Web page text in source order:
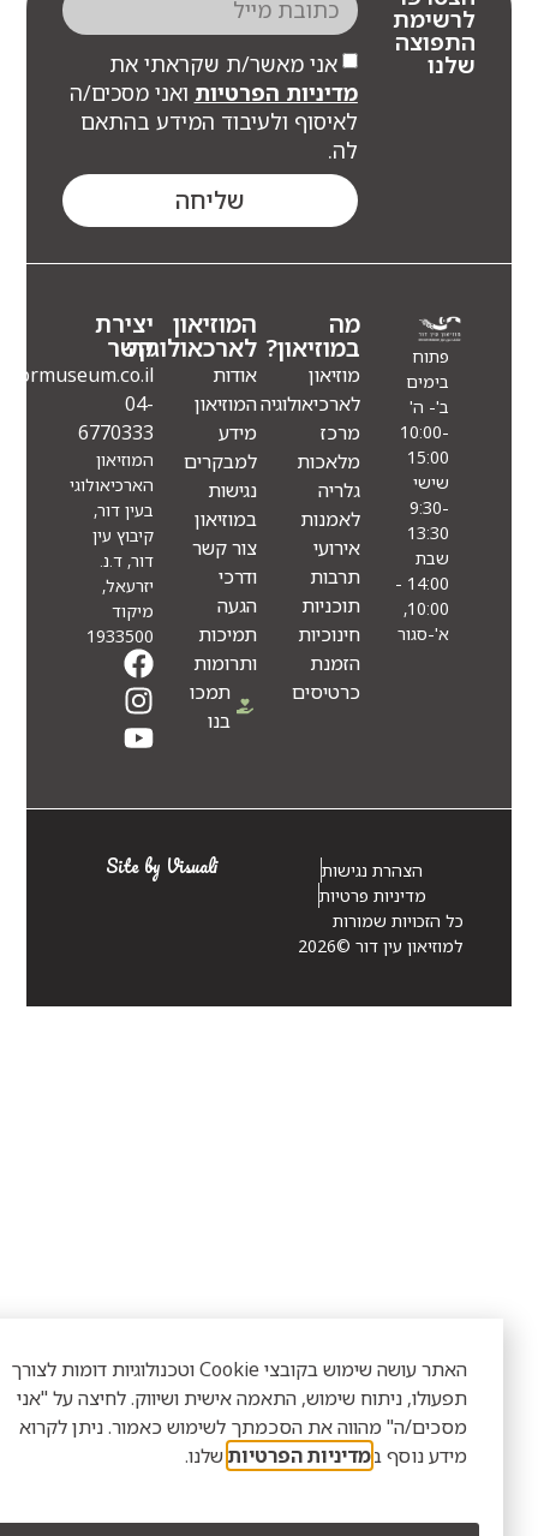
אני מאשר/ת שקראתי את
מדיניות הפרטיותואני מסכים/ה
לאיסוף ולעיבוד המידע בהתאם
מה
במוזיאון?
מוזיאון
לארכיאולוגיה
מרכז
מלאכות
גלריה
לאמנות
אירועי
תרבות
תוכניות
חינוכיות
המוזיאון
לארכאולוגיה
אודות
המוזיאון
מידע
למבקרים
נגישות
במוזיאון
צור קשר
ודרכי
הגעה
תמיכות
ותרומות
תמכו
יצירת
קשר
Info@eindormuseum.co.il
04-
6770333
המוזיאון
הארכיאולוגי
בעין דור,
קיבוץ עין
דור, ד.נ.
יזרעאל,
מיקוד
1933500
הצהרת נגישות
מדיניות פרטיות
כל הזכויות שמורות
למוזיאון עין דור ©2026
Site by Visuali
האתר עושה שימוש בקובצי Cookie וטכנולוגיות דומות לצורך
תפעולו, ניתוח שימוש, התאמה אישית ושיווק. לחיצה על "אני
מסכים/ה" מהווה את הסכמתך לשימוש כאמור. ניתן לקרוא
מידע נוסף במדיניות הפרטיותשלנו.